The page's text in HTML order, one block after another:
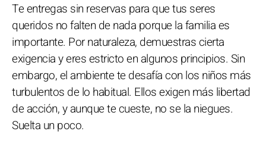
Te entregas sin reservas para que tus seres
queridos no falten de nada porque la familia es
importante. Por naturaleza, demuestras cierta
exigencia y eres estricto en algunos principios. Sin
embargo, el ambiente te desafía con los niños más
turbulentos de lo habitual. Ellos exigen más libertad
de acción, y aunque te cueste, no se la niegues.
Suelta un poco.